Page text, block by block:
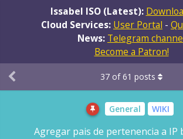
Issabel ISO (Latest):
Cloud Services: User Portal -
News: Telegram
Become a Patron!
General WIKI
Agregar pais de pertenencia a IP
37 of61 posts